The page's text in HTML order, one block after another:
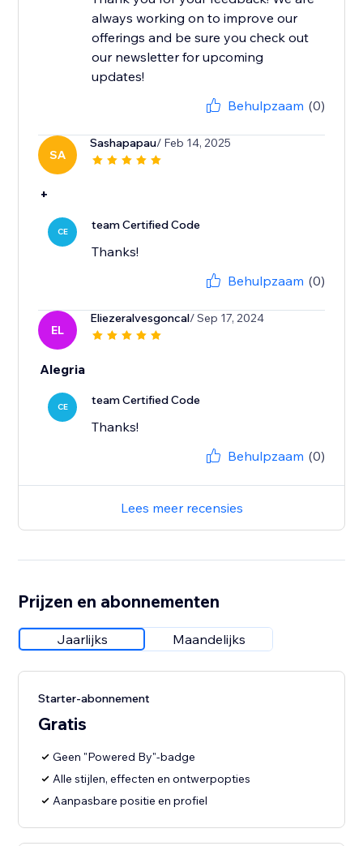
always working on to improve our
offerings and be sure you check out
our newsletter for upcoming
updates!
Behulpzaam (0)
SA
Sashapapau/ Feb 14, 2025
+
CE team Certified Code
Thanks!
Behulpzaam (0)
EL
Eliezeralvesgoncal/ Sep 17, 2024
Alegria
CE team Certified Code
Thanks!
Behulpzaam (0)
Lees meer recensies
Prijzen en abonnementen
Jaarlijks Maandelijks
Starter-abonnement
Gratis
Geen "Powered By"-badge
Alle stijlen, effecten en ontwerpopties
Aanpasbare positie en profiel